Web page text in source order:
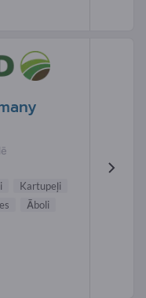
Kartupeļi
Āboli